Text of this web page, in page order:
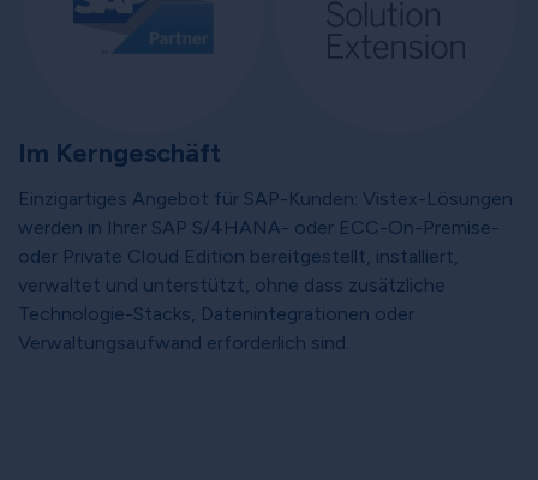
Im Kerngeschäft
Einzigartiges Angebot für SAP-Kunden: Vistex-Lösungen
werden in Ihrer SAP S/4HANA- oder ECC-On-Premise-
oder Private Cloud Edition bereitgestellt, installiert,
verwaltet und unterstützt, ohne dass zusätzliche
Technologie-Stacks, Datenintegrationen oder
Verwaltungsaufwand erforderlich sind.